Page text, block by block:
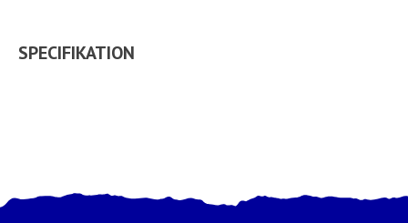
SPECIFIKATION